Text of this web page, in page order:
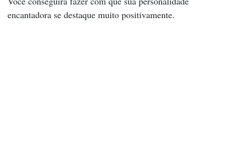
encantadora se destaque muito positivamente.